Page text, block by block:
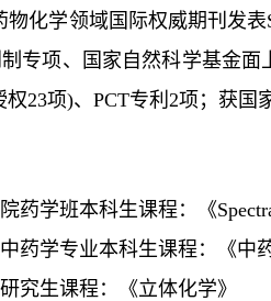
物化学领域国际权威期刊发表
专项、国家自然科学基金
权23项)、PCT专利 2项；获国
药学班本科生课程：《
药学专业本科生课程：《中
究生课程：《立体化学》